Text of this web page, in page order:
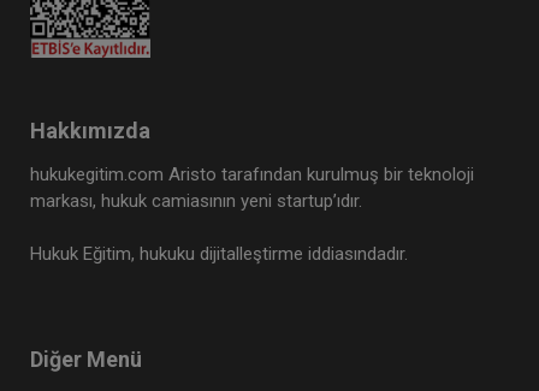
Hakkımızda
hukukegitim.com Aristo tarafından kurulmuş bir teknoloji
markası, hukuk camiasının yeni startup’ıdır.
Hukuk Eğitim, hukuku dijitalleştirme iddiasındadır.
Diğer Menü